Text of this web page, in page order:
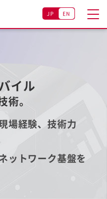
JP EN
イル
。
場経験、技術力
ットワーク基盤を